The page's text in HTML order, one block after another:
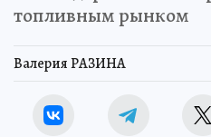
топливным рынком
Валерия РАЗИНА